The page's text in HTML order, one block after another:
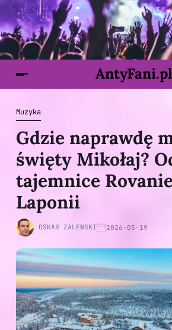
AntyFani.pl
Muzyka
Gdzie naprawdę
święty Mikołaj?
tajemnice
Laponii
OSKAR ZALEWSKI 2026-05-19